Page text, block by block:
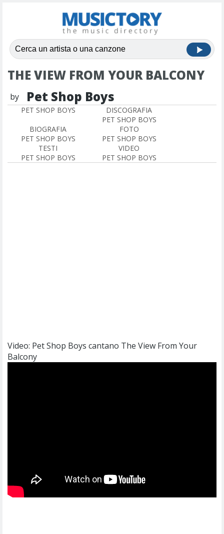
THE VIEW FROM YOUR BALCONY
by Pet Shop Boys
PET SHOP BOYS
DISCOGRAFIA
PET SHOP BOYS
BIOGRAFIA
PET SHOP BOYS
FOTO
PET SHOP BOYS
TESTI
PET SHOP BOYS
VIDEO
PET SHOP BOYS
Video: Pet Shop Boys cantano The View From Your
Balcony